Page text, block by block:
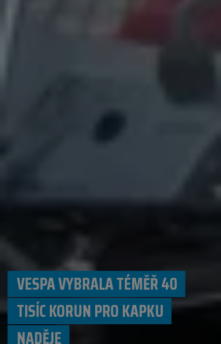
VESPA VYBRALA TÉMĚŘ 40
TISÍC KORUN PRO KAPKU
NADĚJE